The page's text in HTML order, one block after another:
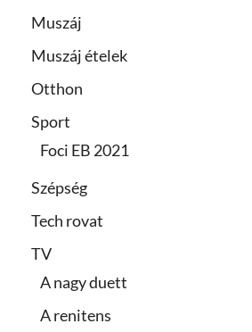
Muszáj
Muszáj ételek
Otthon
Sport
Foci EB 2021
Szépség
Tech rovat
TV
A nagy duett
A renitens